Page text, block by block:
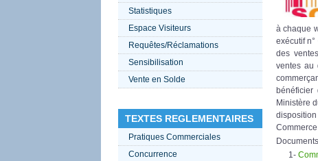
Statistiques
Espace Visiteurs
Requêtes/Réclamations
Sensibilisation
Vente en Solde
TEXTES REGLEMENTAIRES
Pratiques Commerciales
Concurrence
à chaque
exécutif
des
ventes au
Ministère
1-